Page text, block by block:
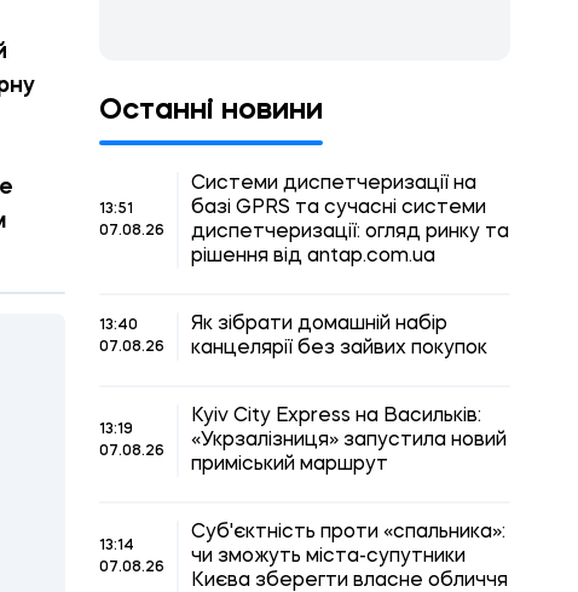
Останні новини
13:51
07.08.26
Системи диспетчеризації на
базі GPRS та сучасні системи
диспетчеризації: огляд ринку та
рішення від antap.com.ua
13:40
07.08.26
Як зібрати домашній набір
канцелярії без зайвих покупок
13:19
07.08.26
Kyiv City Express на Васильків:
«Укрзалізниця» запустила новий
приміський маршрут
13:14
07.08.26
Суб'єктність проти «спальника»:
чи зможуть міста-супутники
Києва зберегти власне обличчя